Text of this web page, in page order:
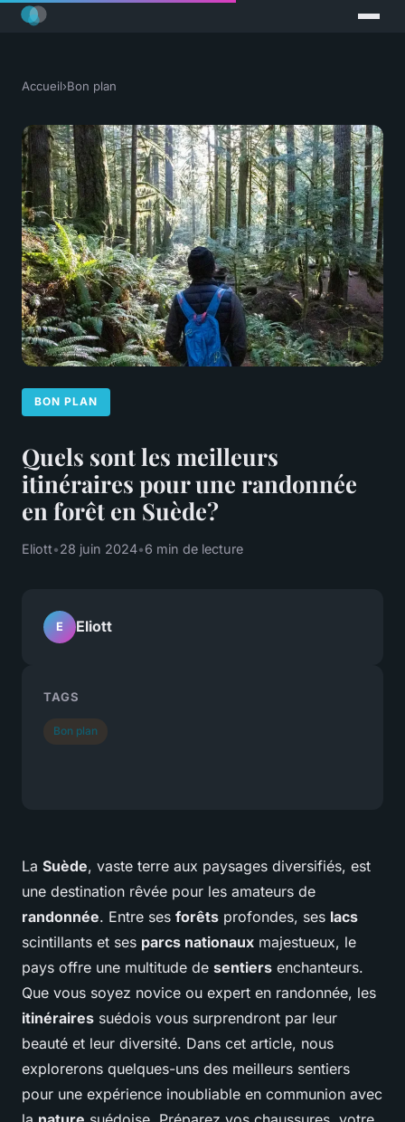
Accueil›Bon plan
BON PLAN
Quels sont les meilleurs
itinéraires pour une randonnée
en forêt en Suède?
Eliott•28 juin 2024•6 min de lecture
La Suède, vaste terre aux paysages diversifiés, est
une destination rêvée pour les amateurs de
randonnée. Entre ses forêts profondes, ses lacs
scintillants et ses parcs nationaux majestueux, le
pays offre une multitude de sentiers enchanteurs.
Que vous soyez novice ou expert en randonnée, les
itinéraires suédois vous surprendront par leur
beauté et leur diversité. Dans cet article, nous
explorerons quelques-uns des meilleurs sentiers
pour une expérience inoubliable en communion avec
E Eliott
TAGS
Bon plan